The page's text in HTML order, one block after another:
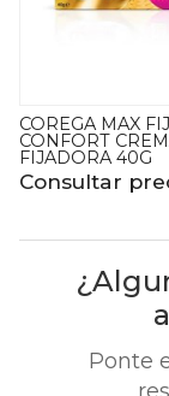
COREGA MAX
CONFORT
FIJADORA 40G
Consultar
Ponte